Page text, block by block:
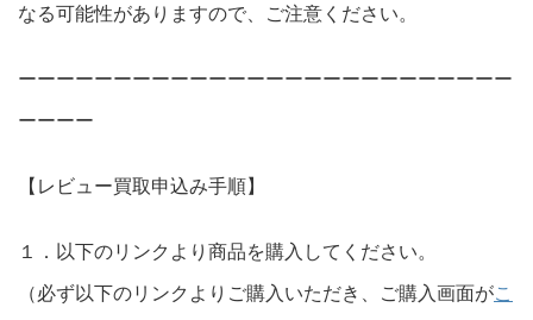
なる可能性がありますので、ご注意ください。
ーーーーーーーーーーーーーーーーーーーーーーーーーー
ーーーー
【レビュー買取申込み手順】
１．以下のリンクより商品を購入してください。
（必ず以下のリンクよりご購入いただき、ご購入画面がこ